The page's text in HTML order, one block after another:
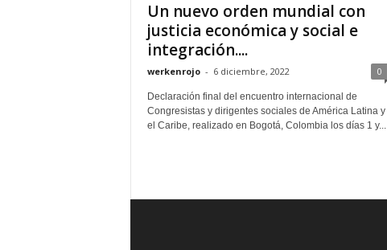
Un nuevo orden mundial con
justicia económica y social e
integración....
werkenrojo - 6 diciembre, 2022 0
Declaración final del encuentro internacional de
Congresistas y dirigentes sociales de América Latina y
el Caribe, realizado en Bogotá, Colombia los días 1 y...